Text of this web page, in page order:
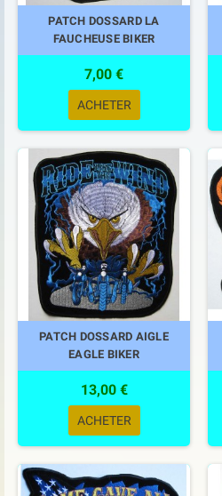
PATCH DOSSARD LA
FAUCHEUSE BIKER
7,00 €
ACHETER
PATCH DOSSARD AIGLE
EAGLE BIKER
13,00 €
ACHETER